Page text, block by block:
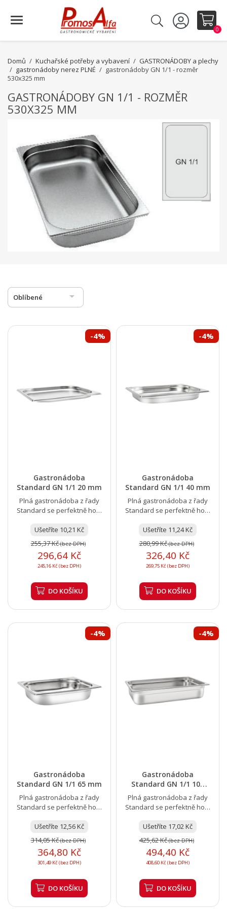
0
Domů Kuchařské potřeby a vybavení
GASTRONÁDOBY a plechy
gastronádoby nerez PLNÉ
gastronádoby GN 1/1 - rozměr
530x325 mm
GASTRONÁDOBY GN 1/1 - ROZMĚR
530X325 MM
Oblíbené 
Gastronádoba
Standard GN 1/1 20 mm
Plná gastronádoba z řady
Standard se perfektně hodí
výdeji jídla. Nerezová...
Ušetříte 10,21 Kč
255,37 Kč(bez DPH)
-4%
296,64 Kč
245,16 Kč (bez DPH)
DO KOŠÍKU
Gastronádoba
Standard GN 1/1 40 mm
Plná gastronádoba z řady
Standard se perfektně hodí
výdeji jídla. Nerezová...
Ušetříte 11,24 Kč
280,99 Kč(bez DPH)
-4%
326,40 Kč
269,75 Kč (bez DPH)
DO KOŠÍKU
Gastronádoba
Standard GN 1/1 65 mm
Plná gastronádoba z řady
Standard se perfektně hodí
výdeji jídla. Nerezová...
Ušetříte 12,56 Kč
314,05 Kč(bez DPH)
-4%
364,80 Kč
301,49 Kč (bez DPH)
DO KOŠÍKU
Gastronádoba
Standard GN 1/1 100
mm
Plná gastronádoba z řady
Standard se perfektně hodí
výdeji jídla. Nerezová...
Ušetříte 17,02 Kč
425,62 Kč(bez DPH)
-4%
494,40 Kč
408,60 Kč (bez DPH)
DO KOŠÍKU